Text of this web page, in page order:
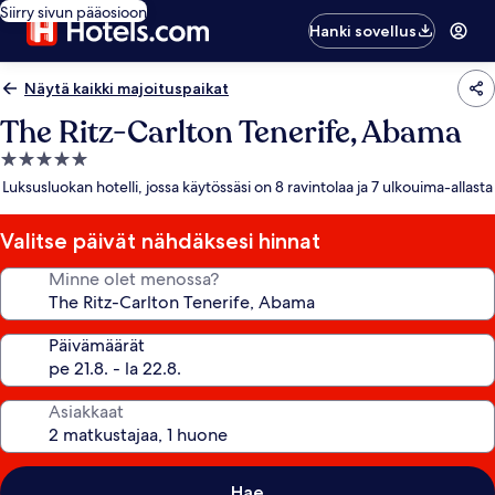
Siirry sivun pääosioon
Hanki sovellus
Näytä kaikki majoituspaikat
The Ritz-Carlton Tenerife, Abama
5.0
tähden
Luksusluokan hotelli, jossa käytössäsi on 8 ravintolaa ja 7 ulkouima-allasta
Valitse päivät nähdäksesi hinnat
Minne olet menossa?
Päivämäärät
Asiakkaat